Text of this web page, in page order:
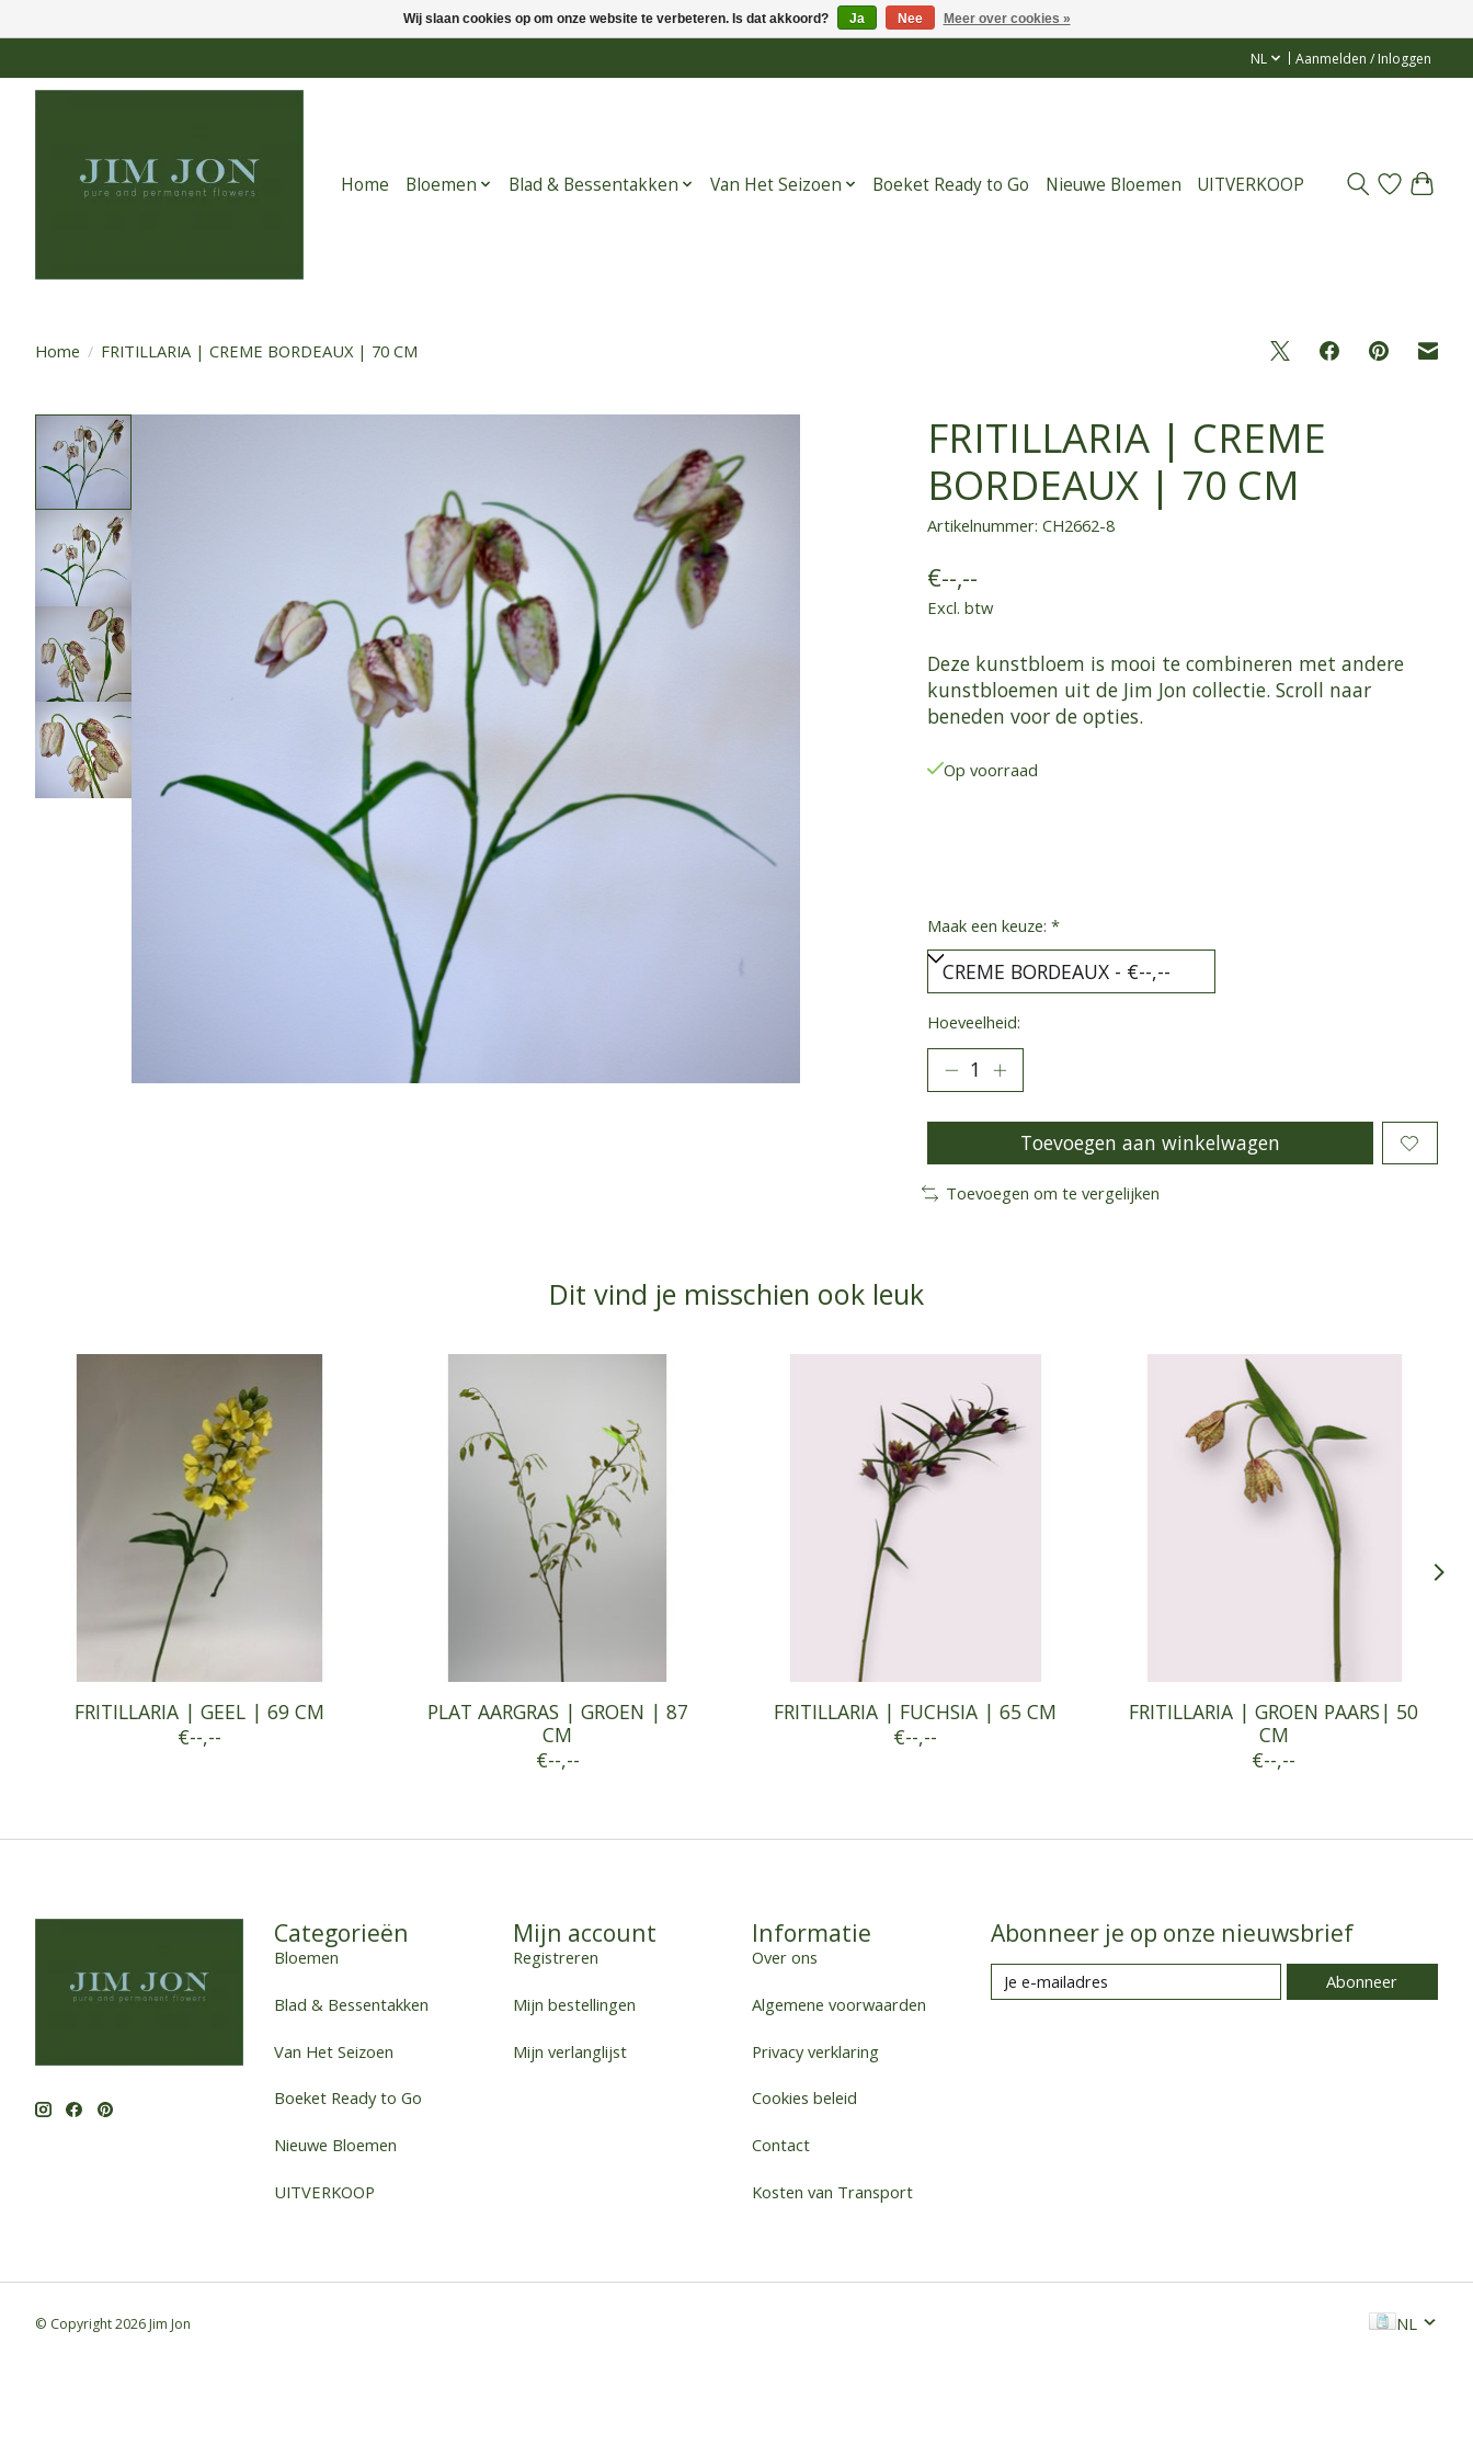
NL Aanmelden / Inloggen
Home Bloemen Blad & Bessentakken Van Het Seizoen Boeket Ready to Go Nieuwe Bloemen UITVERKOOP
Home / FRITILLARIA | CREME BORDEAUX | 70 CM
FRITILLARIA | CREME
BORDEAUX | 70 CM
Artikelnummer: CH2662-8
€--,--
Excl. btw
Deze kunstbloem is mooi te combineren met andere
kunstbloemen uit de Jim Jon collectie. Scroll naar
beneden voor de opties.
Op voorraad
Maak een keuze: *
Hoeveelheid:
Toevoegen aan winkelwagen
Toevoegen om te vergelijken
Dit vind je misschien ook leuk
FRITILLARIA | GEEL | 69 CM
€--,--
PLAT AARGRAS | GROEN | 87
CM
€--,--
FRITILLARIA | FUCHSIA | 65 CM
€--,--
FRITILLARIA | GROEN PAARS| 50
CM
€--,--
Categorieën
Bloemen
Blad & Bessentakken
Van Het Seizoen
Boeket Ready to Go
Nieuwe Bloemen
UITVERKOOP
Mijn account
Registreren
Mijn bestellingen
Mijn verlanglijst
Informatie
Over ons
Algemene voorwaarden
Privacy verklaring
Cookies beleid
Contact
Kosten van Transport
Abonneer je op onze nieuwsbrief
Abonneer
© Copyright 2026 Jim Jon NL
Wij slaan cookies op om onze website te verbeteren. Is dat akkoord? Ja Nee Meer over cookies »